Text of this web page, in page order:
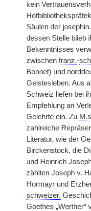
kein
Säulen der josephin.
dessen Stelle blieb
Bekenntnisses
zwischen franz.-
Bonnet) und
Geistesleben. Aus
Schweiz liefen bei
Empfehlung an
Gelehrte ein. Zu M.
zahlreiche
Literatur, wie der
Birckenstock, die
und Heinrich
zählten Joseph v.
Hormayr und
schweizer.
Goethes „Werther“